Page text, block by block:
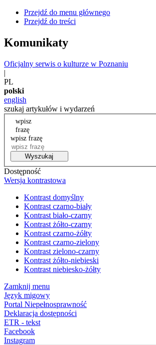
Przejdź do menu głównego
Przejdź do treści
Komunikaty
Oficjalny serwis o kulturze w Poznaniu
|
PL
polski
english
szukaj artykułów i wydarzeń
wpisz
frazę
wpisz frazę
Wyszukaj
Dostępność
Wersja kontrastowa
Kontrast domyślny
Kontrast czarno-biały
Kontrast biało-czarny
Kontrast żółto-czarny
Kontrast czarno-żółty
Kontrast czarno-zielony
Kontrast zielono-czarny
Kontrast żółto-niebieski
Kontrast niebiesko-żółty
Zamknij menu
Język migowy
Portal Niepełnosprawność
Deklaracja dostępności
ETR - tekst
Facebook
Instagram